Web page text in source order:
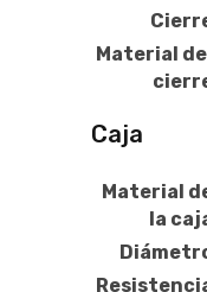
Material
Caja
Material
la